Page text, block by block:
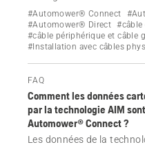
avec câble périphérique
automatiquement, mais
manuellement. Voici
#Automower® Connect
#Automower® Direct #câble
#câble périphérique et câble
#Installation avec câbles
FAQ
Comment les données
par la technologie AIM
Automower® Connect ?
Les données de la